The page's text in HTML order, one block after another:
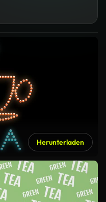
Herunterladen